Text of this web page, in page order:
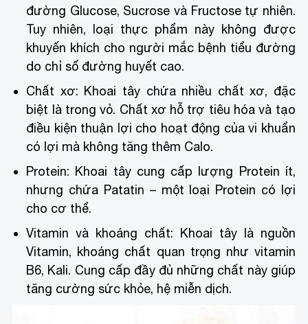
đường Glucose, Sucrose và Fructose tự nhiên.
Tuy nhiên, loại thực phẩm này không được
khuyến khích cho người mắc bệnh tiểu đường
do chỉ số đường huyết cao.
Chất xơ: Khoai tây chứa nhiều chất xơ, đặc
biệt là trong vỏ. Chất xơ hỗ trợ tiêu hóa và tạo
điều kiện thuận lợi cho hoạt động của vi khuẩn
có lợi mà không tăng thêm Calo.
Protein: Khoai tây cung cấp lượng Protein ít,
nhưng chứa Patatin – một loại Protein có lợi
cho cơ thể.
Vitamin và khoáng chất: Khoai tây là nguồn
Vitamin, khoáng chất quan trọng như vitamin
B6, Kali. Cung cấp đầy đủ những chất này giúp
tăng cường sức khỏe, hệ miễn dịch.